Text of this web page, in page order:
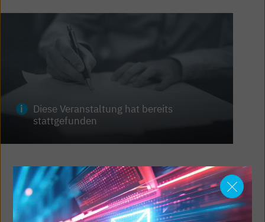
WEBINAR
Halbtags-Webinar
Diese Veranstaltung hat bereits
stattgefunden